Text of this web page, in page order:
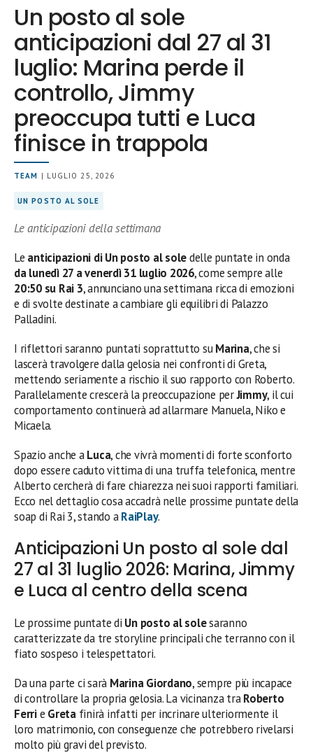
Un posto al sole
anticipazioni dal 27 al 31
luglio: Marina perde il
controllo, Jimmy
preoccupa tutti e Luca
finisce in trappola
TEAM | LUGLIO 25, 2026
UN POSTO AL SOLE
Le anticipazioni della settimana
Le anticipazioni di Un posto al soledelle puntate in onda
da lunedì 27 a venerdì 31 luglio 2026, come sempre alle
20:50 su Rai 3, annunciano una settimana ricca di emozioni
e di svolte destinate a cambiare gli equilibri di Palazzo
Palladini.
I riflettori saranno puntati soprattutto suMarina, che si
lascerà travolgere dalla gelosia nei confronti di Greta,
mettendo seriamente a rischio il suo rapporto con Roberto.
Parallelamente crescerà la preoccupazione perJimmy, il cui
comportamento continuerà ad allarmare Manuela, Niko e
Micaela.
Spazio anche aLuca, che vivrà momenti di forte sconforto
dopo essere caduto vittima di una truffa telefonica, mentre
Alberto cercherà di fare chiarezza nei suoi rapporti familiari.
Ecco nel dettaglio cosa accadrà nelle prossime puntate della
soap di Rai 3, stando aRaiPlay.
Anticipazioni Un posto al sole dal
27 al 31 luglio 2026: Marina, Jimmy
e Luca al centro della scena
Le prossime puntate di Un posto al solesaranno
caratterizzate da tre storyline principali che terranno con il
fiato sospeso i telespettatori.
Da una parte ci sarà Marina Giordano, sempre più incapace
di controllare la propria gelosia. La vicinanza traRoberto
Ferrie Gretafinirà infatti per incrinare ulteriormente il
loro matrimonio, con conseguenze che potrebbero rivelarsi
molto più gravi del previsto.